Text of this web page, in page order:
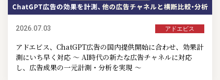
2026.07.03 アドエビス
アドエビス、ChatGPT広告の国内提供開始に合わせ、効果計
測にいち早く対応 ～ AI時代の新たな広告チャネルに対応
し、広告成果の一元計測・分析を実現 ～